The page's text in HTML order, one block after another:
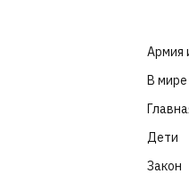
Армия
В мире
Дети
Закон